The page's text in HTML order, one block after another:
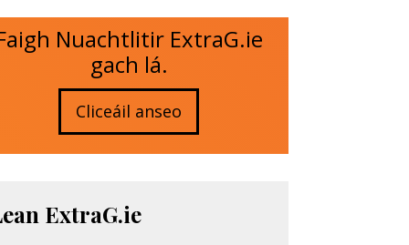
Nuachtlitir ExtraG.ie
gach lá.
Cliceáil anseo
ExtraG.ie